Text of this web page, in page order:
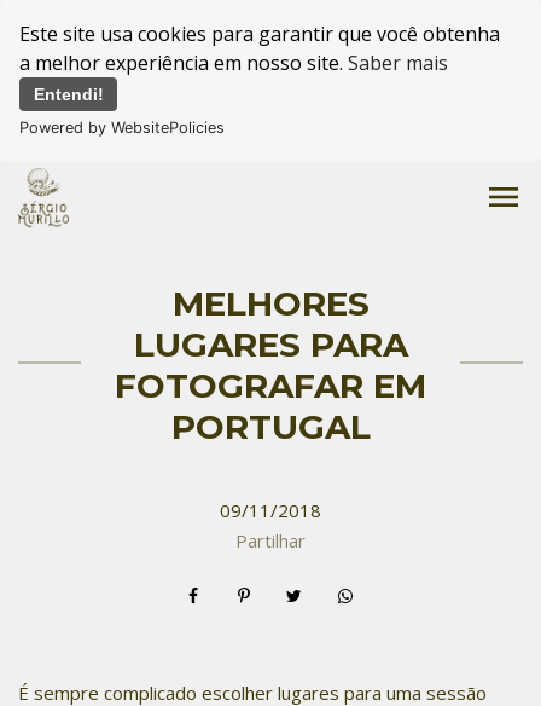
Este site usa cookies para garantir que você obtenha
a melhor experiência em nosso site. Saber mais
Entendi!
Powered by WebsitePolicies
menu
MELHORES
LUGARES PARA
FOTOGRAFAR EM
PORTUGAL
09/11/2018
Partilhar
É sempre complicado escolher lugares para uma sessão